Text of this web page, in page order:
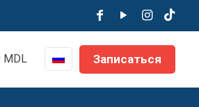
MDL Записаться